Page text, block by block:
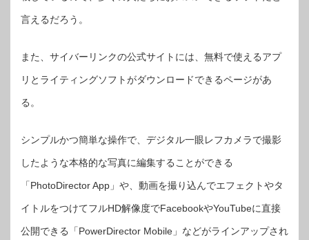
言えるだろう。
また、サイバーリンクの公式サイトには、無料で使えるアプ
リとライティングソフトがダウンロードできるページがあ
る。
シンプルかつ簡単な操作で、デジタル一眼レフカメラで撮影
したような本格的な写真に編集することができる
「PhotoDirector App」や、動画を撮り込んでエフェクトやタ
イトルをつけてフルHD解像度でFacebookやYouTubeに直接
公開できる「PowerDirector Mobile」などがラインアップされ